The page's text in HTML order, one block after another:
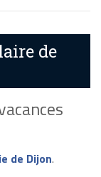
de
de Dijon.